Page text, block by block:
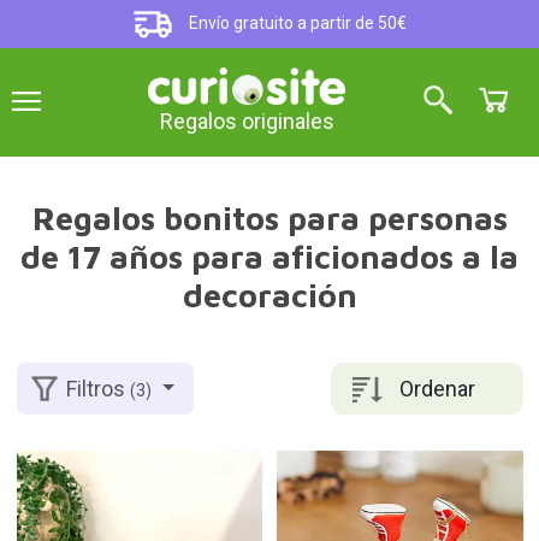
Envío gratuito a partir de 50€
Regalos originales
Regalos bonitos para personas
de 17 años para aficionados a la
decoración
Ordenar
Filtros(3)